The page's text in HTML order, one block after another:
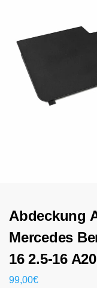
Abdeckung
Mercedes
16 2.5-16
99,00€